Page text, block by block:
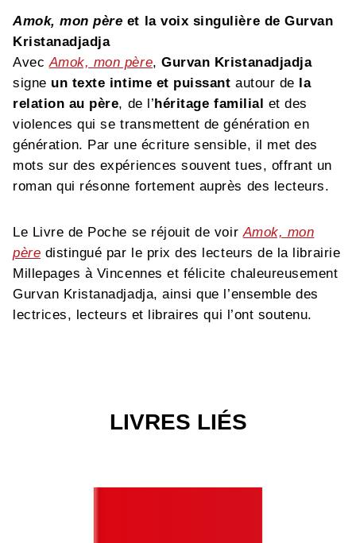
Amok, mon père et la voix singulière de Gurvan
Kristanadjadja
AvecAmok, mon père,Gurvan Kristanadjadja
signe un texte intime et puissant autour de la
relation au père, de l’héritage familial et des
violences qui se transmettent de génération en
génération. Par une écriture sensible, il met des
mots sur des expériences souvent tues, offrant un
roman qui résonne fortement auprès des lecteurs.
Le Livre de Poche se réjouit de voirAmok, mon
père distingué par le prix des lecteurs de la librairie
Millepages à Vincennes et félicite chaleureusement
Gurvan Kristanadjadja, ainsi que l’ensemble des
lectrices, lecteurs et libraires qui l’ont soutenu.
LIVRES LIÉS